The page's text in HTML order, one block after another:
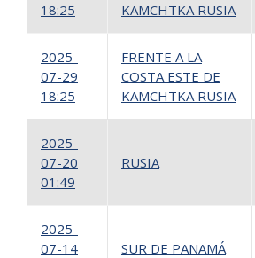
18:25
KAMCHTKA RUSIA
2025-
07-29
18:25
FRENTE A LA
COSTA ESTE DE
KAMCHTKA RUSIA
2025-
07-20
01:49
RUSIA
2025-
07-14
SUR DE PANAMÁ